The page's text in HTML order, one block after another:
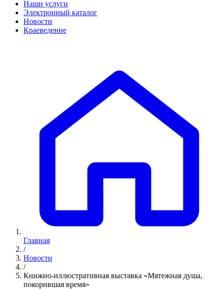
Наши услуги
Электронный каталог
Новости
Краеведение
Главная
/
Новости
/
Книжно-иллюстративная выставка «Мятежная душа,
покорившая время»